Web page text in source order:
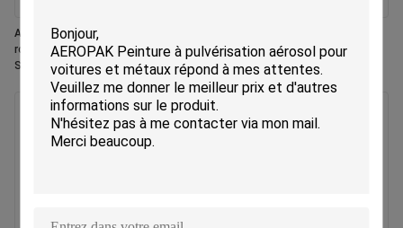
Aeropak 330ml Aérosol écologique
rose parfumé rafraîchisseur d'air
Spray pour la maison et la voiture
à l'intérieur de l'utilisation durable
parfum de jasmin, éliminateur
d'odeurs efficace, désodorisant
durable, écologique, sans danger
pour les animaux et les enfants